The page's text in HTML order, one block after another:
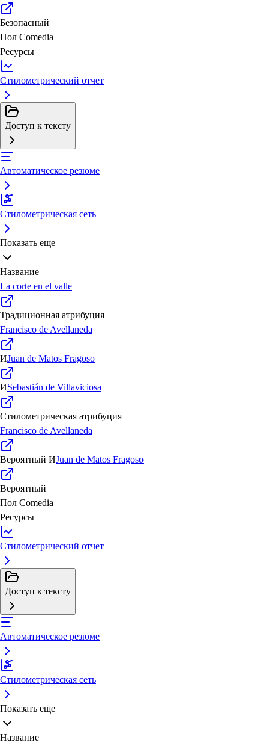
Безопасный
Пол Comedia
Ресурсы
Стилометрический отчет
Доступ к тексту
Автоматическое резюме
Стилометрическая сеть
Показать еще
Название
La corte en el valle
Традиционная атрибуция
Francisco de Avellaneda
ИJuan de Matos Fragoso
ИSebastián de Villaviciosa
Стилометрическая атрибуция
Francisco de Avellaneda
Вероятный ИJuan de Matos Fragoso
Вероятный
Пол Comedia
Ресурсы
Стилометрический отчет
Доступ к тексту
Автоматическое резюме
Стилометрическая сеть
Показать еще
Название